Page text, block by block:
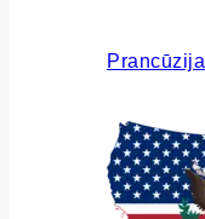
Prancūzija